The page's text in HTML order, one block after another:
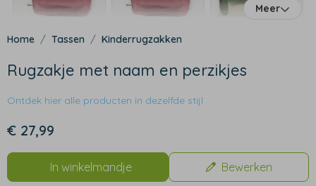
Meer
Tassen Kinderrugzakken
Rugzakje met naam en perzikjes
Ontdek hier alle producten in dezelfde stijl
€ 27,99
In winkelmandje Bewerken